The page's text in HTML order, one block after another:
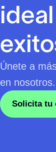
Únete a
en nosotros.
Solicita tu